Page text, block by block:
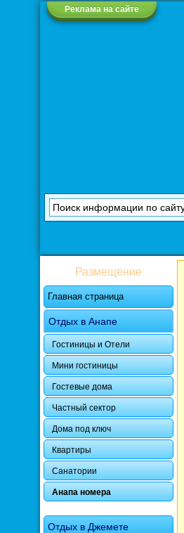
Реклама на сайте
Размещение
Главная страница
Отдых в Анапе
Гостиницы и Отели
Мини гостиницы
Гостевые дома
Частный сектор
Дома под ключ
Квартиры
Санатории
Анапа номера
Отдых в Джемете